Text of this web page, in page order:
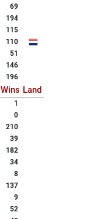
69
194
115
110
51
146
196
Wins Land
1
0
210
39
182
34
8
137
9
52